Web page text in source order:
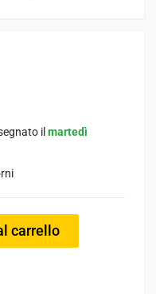
ilmartedì
carrello